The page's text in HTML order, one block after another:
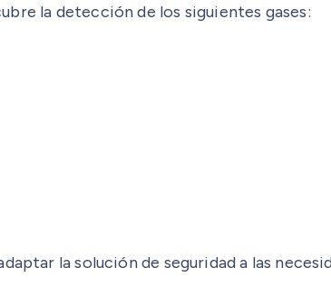
la detección de los siguientes gases:
la solución de seguridad a las